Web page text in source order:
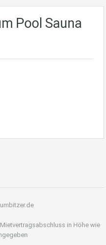
Pool Sauna
in Höhe wie